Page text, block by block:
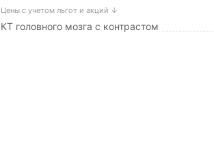
Цены с учетом льгот и акций ↓
КТ головного мозга с контрастом